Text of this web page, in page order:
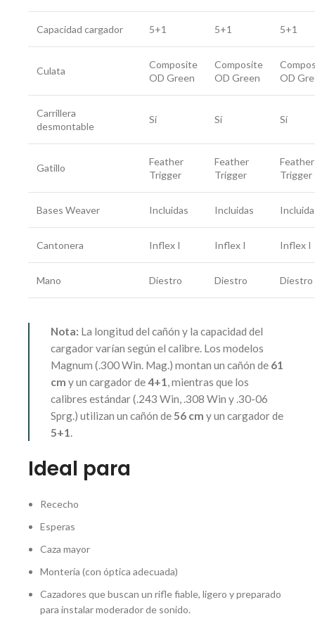
Capacidad cargador 5+1 5+1 5+1
Culata
Composite
OD Green
Composite
OD Green
OD
Carrillera
desmontable
Sí Sí Sí
Gatillo
Feather
Trigger
Feather
Trigger
Feather
Trigger
Bases Weaver Incluidas Incluidas
Cantonera Inflex I Inflex I Inflex I
Mano Diestro Diestro Diestro
Nota: La longitud del cañón y la capacidad del
cargador varían según el calibre. Los modelos
Magnum (.300 Win. Mag.) montan un cañón de 61
cm y un cargador de4+1, mientras que los
calibres estándar (.243 Win, .308 Win y .30-06
Sprg.) utilizan un cañón de56 cm y un cargador de
5+1.
Ideal para
Rececho
Esperas
Caza mayor
Montería (con óptica adecuada)
Cazadores que buscan un rifle fiable, ligero y preparado
para instalar moderador de sonido.